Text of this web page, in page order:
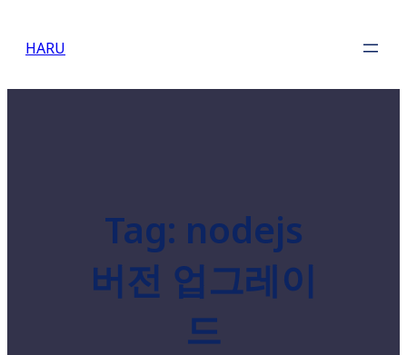
HARU
Tag: nodejs
버전 업그레이
드